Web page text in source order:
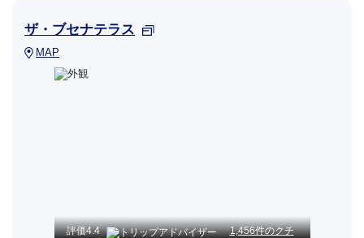
ザ・ブセナテラス
MAP
評価4.4
1,456件のクチ